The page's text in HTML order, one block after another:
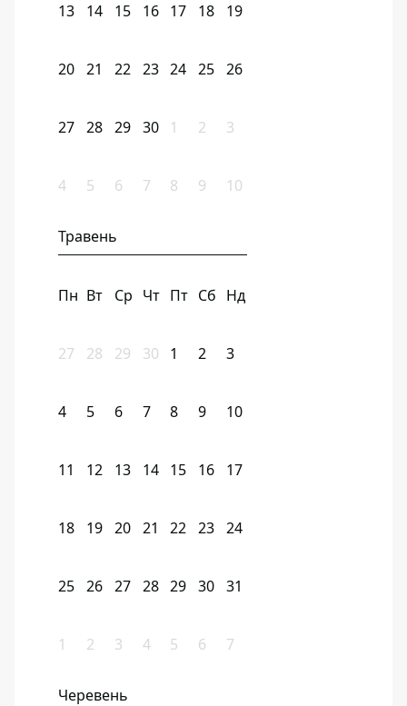
13 14 15 16 17 18 19
20 21 22 23 24 25 26
27 28 29 30 1 2 3
4 5 6 7 8 9 10
Травень
Пн Вт Ср Чт Пт Сб Нд
27 28 29 30 1 2 3
4 5 6 7 8 9 10
11 12 13 14 15 16 17
18 19 20 21 22 23 24
25 26 27 28 29 30 31
1 2 3 4 5 6 7
Черевень